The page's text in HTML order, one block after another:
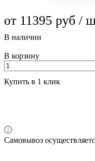
от 11395 руб /
В наличии
В корзину
Купить в 1 клик
Самовывоз